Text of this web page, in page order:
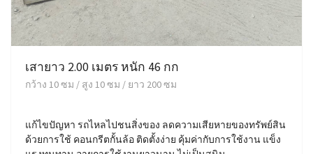
เสายาว 2.00 เมตร หนัก 46 กก
กว้าง 10 ซม / สูง 10 ซม / ยาว 200 ซม
แก้ไขปัญหา รถไหลไปชนสิ่งของ ลดความเสียหายของทรัพย์สิน
ด้วยการใช้ คอนกรีตกั้นล้อ ติดตั้งง่าย คุ้มค่ากับการใช้งาน แข็ง